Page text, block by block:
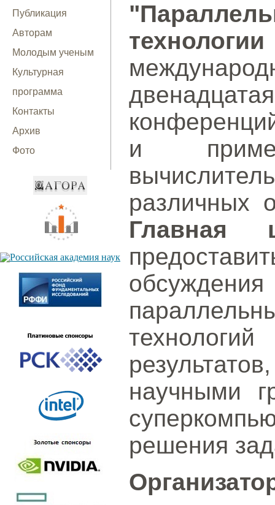
Публикация
Авторам
Молодым ученым
Культурная
программа
Контакты
Архив
Фото
и
различных
Главная
научными
решения